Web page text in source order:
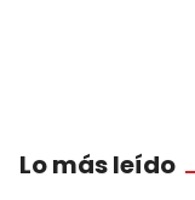
Lo más leído